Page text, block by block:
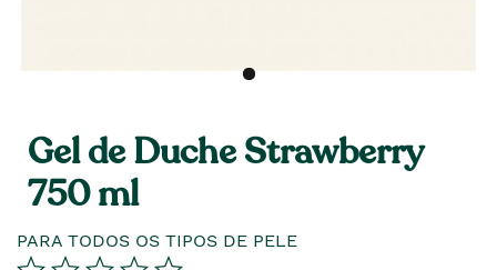
Gel de Duche Strawberry
750 ml
PARA TODOS OS TIPOS DE PELE